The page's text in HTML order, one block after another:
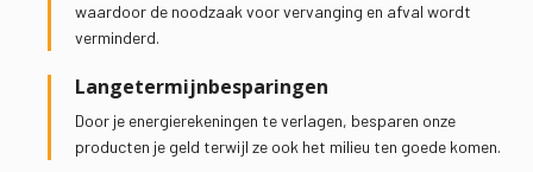
waardoor de noodzaak voor vervanging en afval wordt
verminderd.
Langetermijnbesparingen
Door je energierekeningen te verlagen, besparen onze
producten je geld terwijl ze ook het milieu ten goede komen.